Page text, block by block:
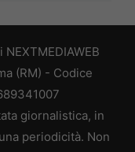
(RM) - Codice
giornalistica, in
periodicità. Non